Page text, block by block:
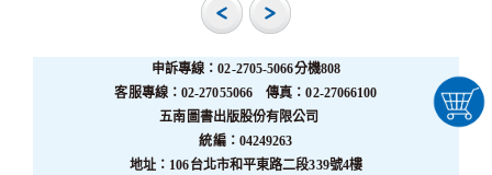
申訴專線：02-2705-5066分機808
客服專線：02-27055066 傳真：02-27066100
五南圖書出版股份有限公司
統編：04249263
地址：106台北市和平東路二段339號4樓